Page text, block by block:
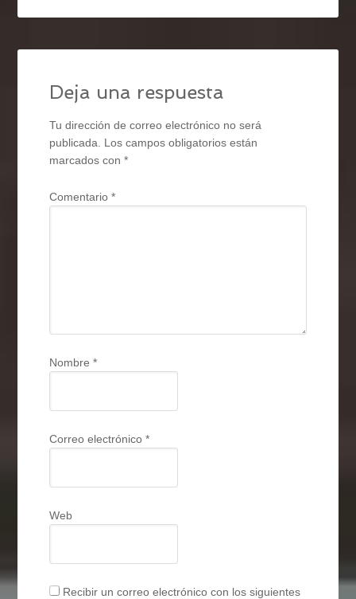
Deja una respuesta
Tu dirección de correo electrónico no será
publicada.
Los campos obligatorios están
marcados con*
Comentario*
Nombre*
Correo electrónico*
Web
Recibir un correo electrónico con los siguientes